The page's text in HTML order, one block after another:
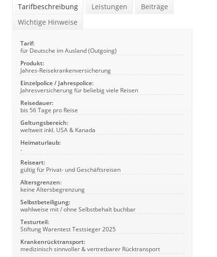
Tarifbeschreibung Leistungen
Beiträge
Wichtige Hinweise
Tarif:
für Deutsche im Ausland (Outgoing)
Produkt:
Jahres-Reisekrankenversicherung
Einzelpolice / Jahrespolice:
Jahresversicherung für beliebig viele Reisen
Reisedauer:
bis 56 Tage pro Reise
Geltungsbereich:
weltweit inkl. USA & Kanada
Heimaturlaub:
-
Reiseart:
gültig für Privat- und Geschäftsreisen
Altersgrenzen:
keine Altersbegrenzung
Selbstbeteiligung:
wahlweise mit / ohne Selbstbehalt buchbar
Testurteil:
Stiftung Warentest Testsieger 2025
Krankenrücktransport:
medizinisch sinnvoller & vertretbarer Rücktransport